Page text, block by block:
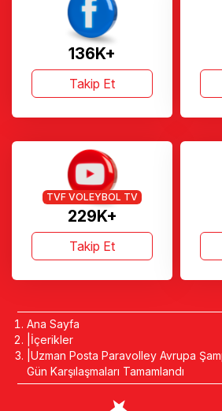
136K+
Takip Et
229K+
TVF VOLEYBOL TV
Takip Et
Ana Sayfa
İçerikler
Uzman Posta Paravolley Avrupa
Gün Karşılaşmaları Tamamlandı